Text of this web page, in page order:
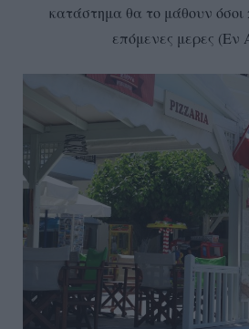
κατάστημα θα το μάθουν όσοι
επόμενες μερες (Εν